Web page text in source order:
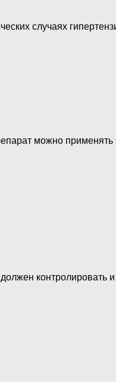
случаях
можно применять
контролировать